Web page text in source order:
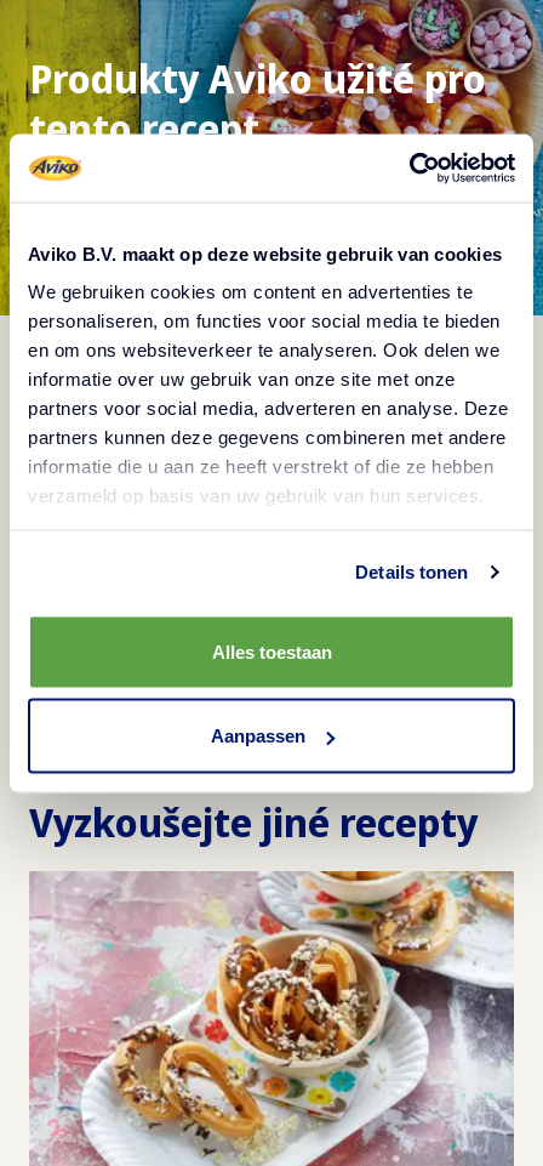
Aviko B.V. maakt op deze website gebruik van cookies
We gebruiken cookies om content en advertenties te
personaliseren, om functies voor social media te bieden
en om ons websiteverkeer te analyseren. Ook delen we
informatie over uw gebruik van onze site met onze
partners voor social media, adverteren en analyse. Deze
partners kunnen deze gegevens combineren met andere
informatie die u aan ze heeft verstrekt of die ze hebben
verzameld op basis van uw gebruik van hun services.
Details tonen
Alles toestaan
Aanpassen
Další:Churros
Produkty Aviko užité pro
tento recept
Churros
Vyzkoušejte jiné recepty